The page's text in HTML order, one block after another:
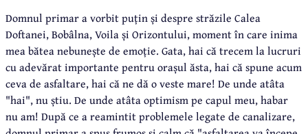
Domnul primar a vorbit puțin și despre străzile Calea
Doftanei, Bobâlna, Voila și Orizontului, moment în care inima
mea bătea nebunește de emoție. Gata, hai că trecem la lucruri
cu adevărat importante pentru orașul ăsta, hai că spune acum
ceva de asfaltare, hai că ne dă o veste mare! De unde atâta
"hai", nu știu. De unde atâta optimism pe capul meu, habar
nu am! După ce a reamintit problemele legate de canalizare,